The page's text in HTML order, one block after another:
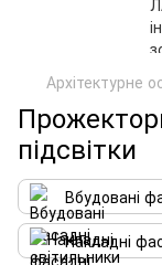
Архітектурне
підсвітки
Вбудовані
Накладні